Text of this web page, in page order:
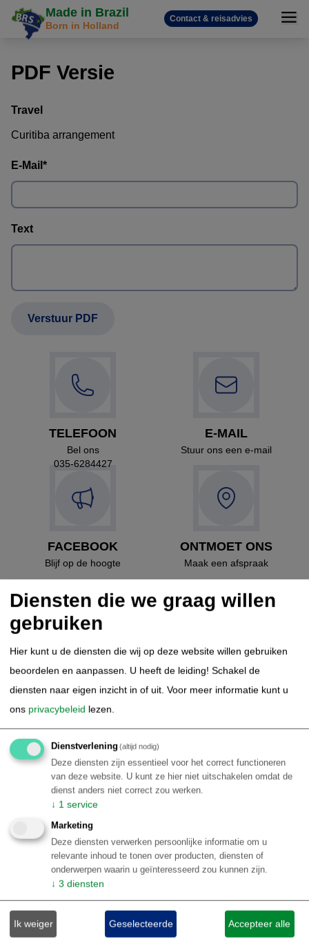
Made in Brazil
Born in Holland
Contact & reisadvies
PDF Versie
Travel
Curitiba arrangement
E-Mail *
Text
TELEFOON
Bel ons
035-6284427
E-MAIL
Stuur ons een e-mail
FACEBOOK
Blijf op de hoogte
ONTMOET ONS
Maak een afspraak
Thematisch Brazilië
Duiken & Snorkelen in Brazilie
Kitesurfen in Brazilie
Surfen in Brazilie
Amazone Cruise Brazilie
Autorondreis Brazilie
Avontuurlijk Brazilie
Bird Watching Brazilie
Natuur Brazilie / ecotoerisme
Sportvissen Brazilie
wildlife in Brazilie
Stedentrip Brazilie
Luxe arrangementen Brazilie
Retreat Brazilie
Familie rondreis Brazilië
Informatie
Informatie per Braziliaanse bestemming
Top 10 Brazilië reiservaringen
Klantenbeoordelingen BRS
Over Brazilie
Reisinformatie
Diensten die we graag willen
gebruiken
Hier kunt u de diensten die wij op deze website willen gebruiken
beoordelen en aanpassen. U heeft de leiding! Schakel de
diensten naar eigen inzicht in of uit. Voor meer informatie kunt u
ons privacybeleid lezen.
Dienstverlening(altijd nodig)
Deze diensten zijn essentieel voor het correct functioneren
van deze website. U kunt ze hier niet uitschakelen omdat de
dienst anders niet correct zou werken.
↓ 1 service
Marketing
Deze diensten verwerken persoonlijke informatie om u
relevante inhoud te tonen over producten, diensten of
onderwerpen waarin u geïnteresseerd zou kunnen zijn.
↓ 3 diensten
Ik weiger Geselecteerde Accepteer alle